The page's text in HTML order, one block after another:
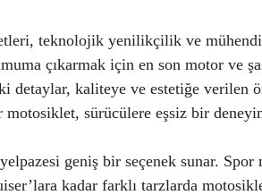
teknolojik yenilikçilik ve
çıkarmak için en son motor ve
detaylar, kaliteye ve estetiğe verilen
motosiklet, sürücülere eşsiz bir
geniş bir seçenek sunar.
kadar farklı tarzlarda